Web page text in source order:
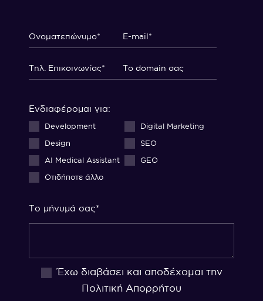
Ενδιαφέρομαι για:
Development Digital Marketing
Design SEO
AI Medical Assistant GEO
Οτιδήποτε άλλο
Το μήνυμά σας*
Έχω διαβάσει και αποδέχομαι την
Πολιτική Απορρήτου